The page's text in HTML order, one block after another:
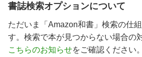
書誌検索オプションについて
ただいま「Amazon和書」検索の仕
す。検索で本が見つからない場合の
こちらのお知らせをご確認ください。